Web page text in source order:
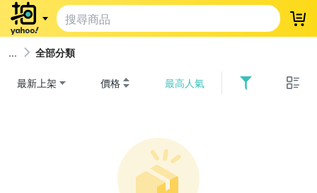
登
全部分類
最新上架 價格 最高人氣